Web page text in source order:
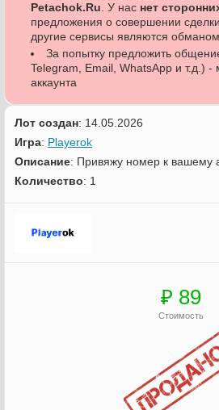
Petachok.Ru . У нас нет
предложения о совершении
другие сервисы являются обманом.
За попытку предложить
Telegram, Email, WhatsApp и т.д.) -
аккаунта
Лот создан: 14.05.2026
Игра: Playerok
Описание: Привяжу номер к вашему
Количество: 1
₽ 89
Стоимость